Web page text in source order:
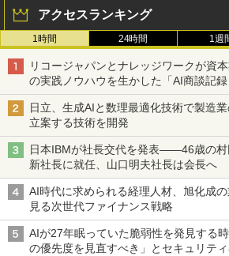
アクセスランキング
1時間 24時間 1週
リコージャパンとナレッジワークが資
の実践ノウハウを生かした「AI商談記
日立、生成AIと数理最適化技術で製造
立案する技術を開発
日本IBMが社長交代を発表――46歳の村
新社長に就任、山口明夫社長は会長へ
AI時代に求められる経理人材、旭化成
見る次世代ファイナンス戦略
AIが27年眠っていた脆弱性を発見する
の優先度を見直すべき」とセキュリテ